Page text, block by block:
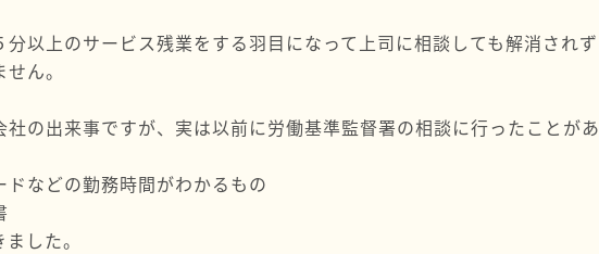
分以上のサービス残業をする羽目になって上司に相談しても解消されず
ん。
社の出来事ですが、実は以前に労働基準監督署の相談に行ったことがあ
ドなどの勤務時間がわかるもの
した。